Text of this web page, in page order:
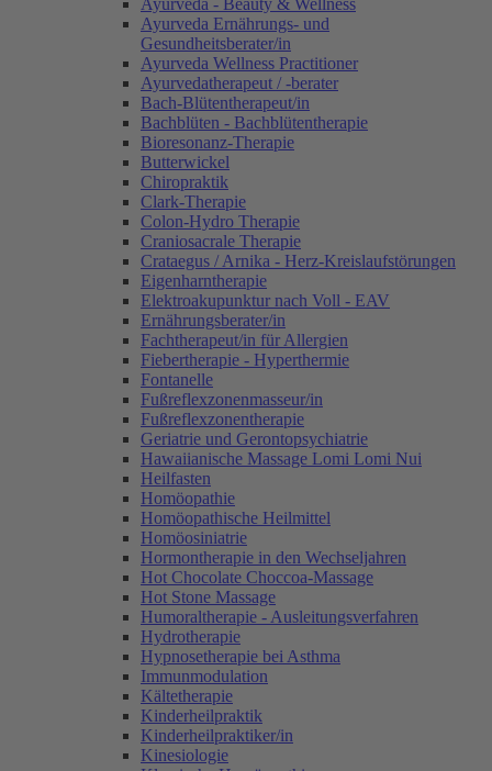
Ayurveda - Beauty & Wellness
Ayurveda Ernährungs- und
Gesundheitsberater/in
Ayurveda Wellness Practitioner
Ayurvedatherapeut / -berater
Bach-Blütentherapeut/in
Bachblüten - Bachblütentherapie
Bioresonanz-Therapie
Butterwickel
Chiropraktik
Clark-Therapie
Colon-Hydro Therapie
Craniosacrale Therapie
Crataegus / Arnika - Herz-Kreislaufstörungen
Eigenharntherapie
Elektroakupunktur nach Voll - EAV
Ernährungsberater/in
Fachtherapeut/in für Allergien
Fiebertherapie - Hyperthermie
Fontanelle
Fußreflexzonenmasseur/in
Fußreflexzonentherapie
Geriatrie und Gerontopsychiatrie
Hawaiianische Massage Lomi Lomi Nui
Heilfasten
Homöopathie
Homöopathische Heilmittel
Homöosiniatrie
Hormontherapie in den Wechseljahren
Hot Chocolate Choccoa-Massage
Hot Stone Massage
Humoraltherapie - Ausleitungsverfahren
Hydrotherapie
Hypnosetherapie bei Asthma
Immunmodulation
Kältetherapie
Kinderheilpraktik
Kinderheilpraktiker/in
Kinesiologie